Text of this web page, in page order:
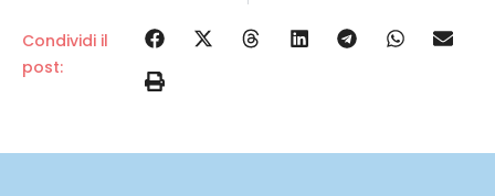
Condividi il
post: